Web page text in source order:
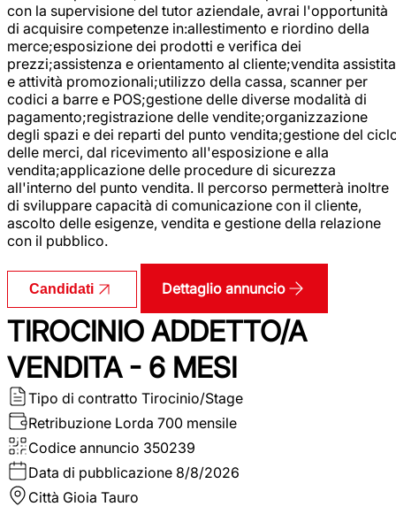
con la supervisione del tutor aziendale, avrai l'opportunità
di acquisire competenze in:allestimento e riordino della
merce;esposizione dei prodotti e verifica dei
prezzi;assistenza e orientamento al cliente;vendita assistita
e attività promozionali;utilizzo della cassa, scanner per
codici a barre e POS;gestione delle diverse modalità di
pagamento;registrazione delle vendite;organizzazione
degli spazi e dei reparti del punto vendita;gestione del
delle merci, dal ricevimento all'esposizione e alla
vendita;applicazione delle procedure di sicurezza
all'interno del punto vendita. Il percorso permetterà inoltre
di sviluppare capacità di comunicazione con il cliente,
ascolto delle esigenze, vendita e gestione della relazione
con il pubblico.
Candidati Dettaglio annuncio
TIROCINIO ADDETTO/A
VENDITA - 6 MESI
Tipo di contratto Tirocinio/Stage
Retribuzione Lorda 700 mensile
Codice annuncio 350239
Data di pubblicazione 8/8/2026
Città Gioia Tauro